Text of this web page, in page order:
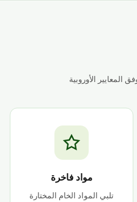
المعايير الأوروبية
مواد فاخرة
تلبي المواد الخام المختارة